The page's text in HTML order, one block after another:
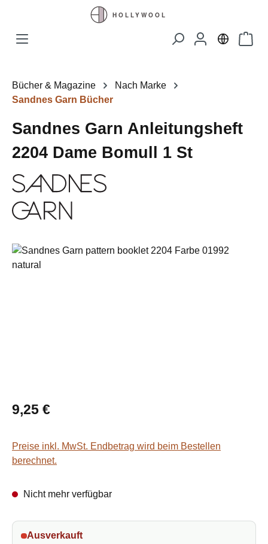
Zum Hauptinhalt springen
Bücher & Magazine
Nach Marke
Sandnes Garn Bücher
Sandnes Garn Anleitungsheft
2204 Dame Bomull 1 St
Bildergalerie überspringen
Regulärer Preis:
9,25 €
Preise inkl. MwSt. Endbetrag wird beim Bestellen
berechnet.
Nicht mehr verfügbar
Ausverkauft